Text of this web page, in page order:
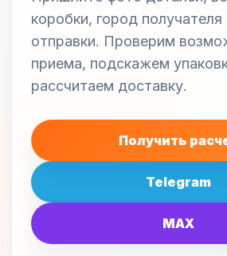
коробки, город получателя
отправки. Проверим
приема, подскажем
рассчитаем доставку.
Получить
Telegram
MAX